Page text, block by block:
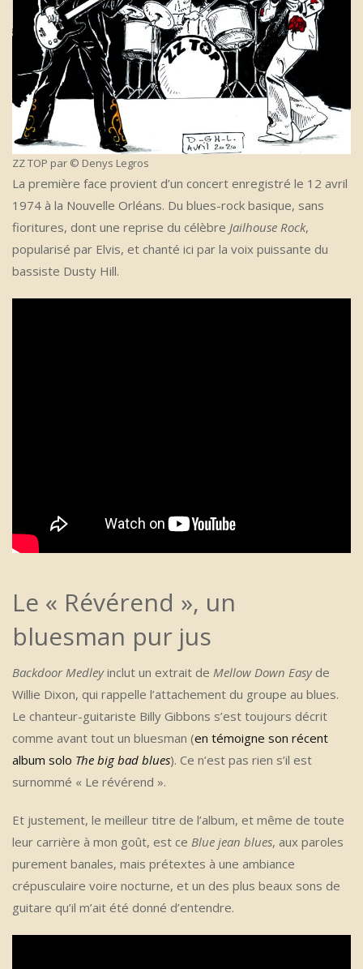
ZZ TOP par © Denys Legros
La première face provient d’un concert enregistré le 12 avril
1974 à la Nouvelle Orléans. Du blues-rock basique, sans
fioritures, dont une reprise du célèbre Jailhouse Rock,
popularisé par Elvis, et chanté ici par la voix puissante du
bassiste Dusty Hill.
Le « Révérend », un
bluesman pur jus
Backdoor Medleyinclut un extrait de Mellow Down Easyde
Willie Dixon, qui rappelle l’attachement du groupe au blues.
Le chanteur-guitariste Billy Gibbons s’est toujours décrit
comme avant tout un bluesman (en témoigne son récent
album solo The big bad blues). Ce n’est pas rien s’il est
surnommé « Le révérend ».
Et justement, le meilleur titre de l’album, et même de toute
leur carrière à mon goût, est ce Blue jean blues, aux paroles
purement banales, mais prétextes à une ambiance
crépusculaire voire nocturne, et un des plus beaux sons de
guitare qu’il m’ait été donné d’entendre.